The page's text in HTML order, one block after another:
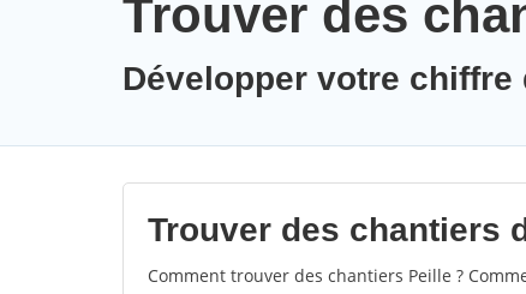
Trouver des
Développer votre chiffre
Trouver des chantiers
Comment trouver des chantiers Peille ?